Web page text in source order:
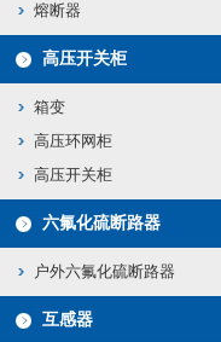
熔断器
高压开关柜
箱变
高压环网柜
高压开关柜
六氟化硫断路器
户外六氟化硫断路器
互感器